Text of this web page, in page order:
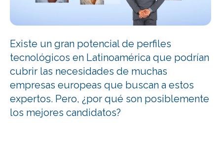
Existe un gran potencial de perfiles
tecnológicos en Latinoamérica que podrían
cubrir las necesidades de muchas
empresas europeas que buscan a estos
expertos. Pero, ¿por qué son posiblemente
los mejores candidatos?